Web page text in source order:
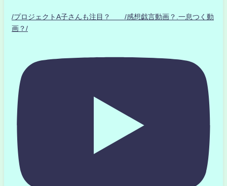
/プロジェクトA子さんも注目？ /感想戯言動画？.一息つく動
画？/